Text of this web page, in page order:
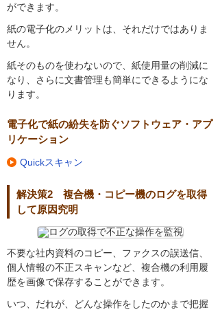
ができます。
紙の電子化のメリットは、それだけではありま
せん。
紙そのものを使わないので、紙使用量の削減に
なり、さらに文書管理も簡単にできるようにな
ります。
電子化で紙の紛失を防ぐソフトウェア・アプ
リケーション
Quickスキャン
解決策2 複合機・コピー機のログを取得
して原因究明
不要な社内資料のコピー、ファクスの誤送信、
個人情報の不正スキャンなど、複合機の利用履
歴を画像で保存することができます。
いつ、だれが、どんな操作をしたのかまで把握